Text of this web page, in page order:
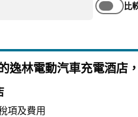
比
逸林電動汽車充電酒店，
項及費用